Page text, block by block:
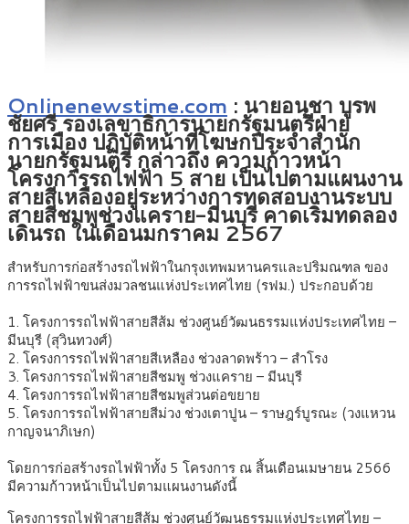
Onlinenewstime.com : นายอนุชา บูรพ
ชัยศรี รองเลขาธิการนายกรัฐมนตรีฝ่าย
การเมือง ปฏิบัติหน้าที่โฆษกประจำสำนัก
นายกรัฐมนตรี กล่าวถึง ความก้าวหน้า
โครงการรถไฟฟ้า 5 สาย เป็นไปตามแผนงาน
สายสีเหลืองอยู่ระหว่างการทดสอบงานระบบ
สายสีชมพูช่วงแคราย-มีนบุรี คาดเริ่มทดลอง
เดินรถ ในเดือนมกราคม 2567
สำหรับการก่อสร้างรถไฟฟ้าในกรุงเทพมหานครและปริมณฑล ของ
การรถไฟฟ้าขนส่งมวลชนแห่งประเทศไทย (รฟม.) ประกอบด้วย
1. โครงการรถไฟฟ้าสายสีส้ม ช่วงศูนย์วัฒนธรรมแห่งประเทศไทย –
มีนบุรี (สุวินทวงศ์)
2. โครงการรถไฟฟ้าสายสีเหลือง ช่วงลาดพร้าว – สำโรง
3. โครงการรถไฟฟ้าสายสีชมพู ช่วงแคราย – มีนบุรี
4. โครงการรถไฟฟ้าสายสีชมพูส่วนต่อขยาย
5. โครงการรถไฟฟ้าสายสีม่วง ช่วงเตาปูน – ราษฎร์บูรณะ (วงแหวน
กาญจนาภิเษก)
โดยการก่อสร้างรถไฟฟ้าทั้ง 5 โครงการ ณ สิ้นเดือนเมษายน 2566
มีความก้าวหน้าเป็นไปตามแผนงานดังนี้
โครงการรถไฟฟ้าสายสีส้ม ช่วงศูนย์วัฒนธรรมแห่งประเทศไทย –